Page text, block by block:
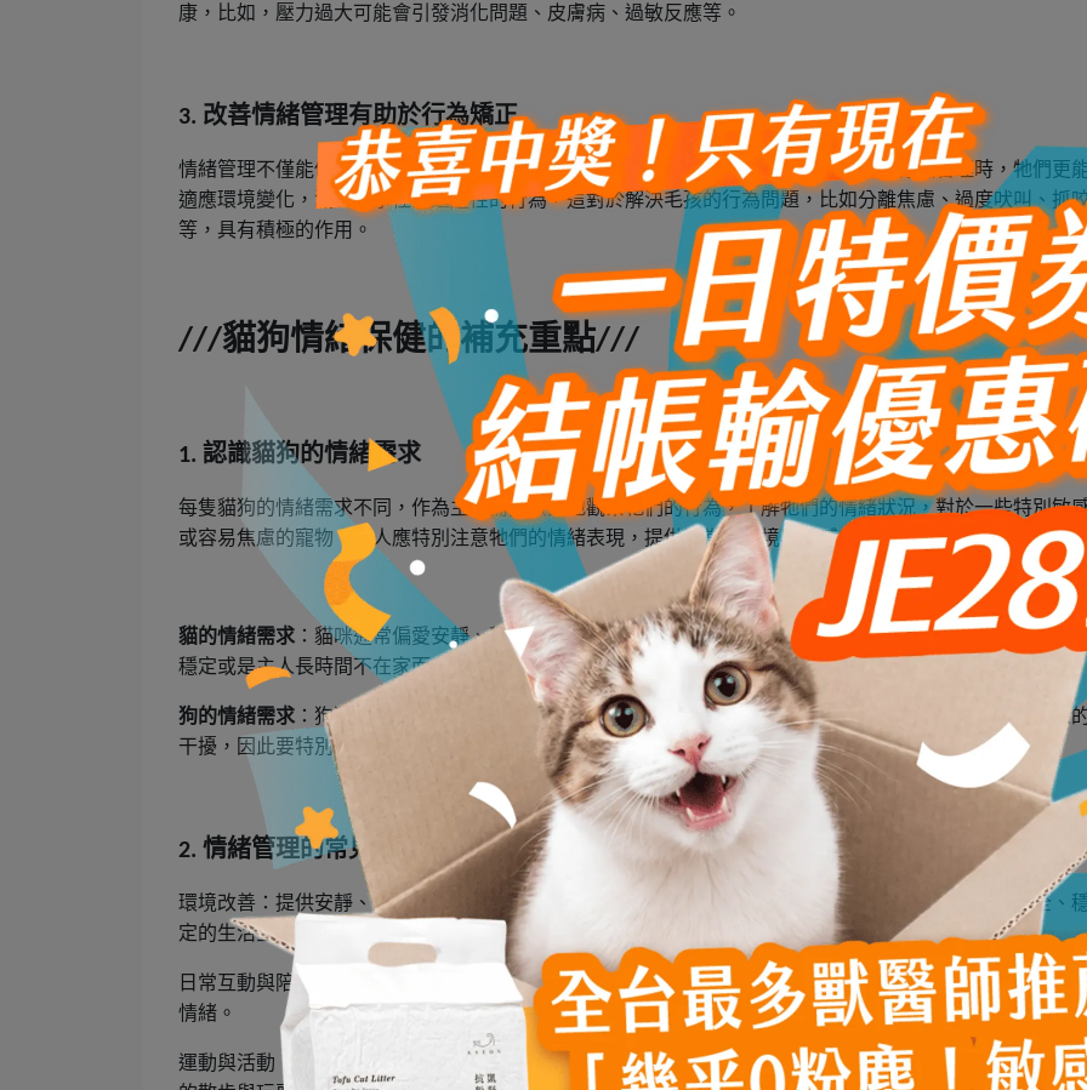
康，比如，壓力過大可能會引發消化問題、皮膚病、過敏反應等。
3. 改善情緒管理有助於行為矯正
情緒管理不僅能促進毛孩的身心健康，還能改善牠們的行為表現，當貓狗的情緒得到有效管理時，牠們更
適應環境變化，減少攻擊性或逃避性的行為，這對於解決毛孩的行為問題，比如分離焦慮、過度吠叫、抓
等，具有積極的作用。
///貓狗情緒保健的補充重點///
1. 認識貓狗的情緒需求
每隻貓狗的情緒需求不同，作為主人需要敏銳地觀察牠們的行為，了解牠們的情緒狀況，對於一些特別敏
或容易焦慮的寵物，主人應特別注意牠們的情緒表現，提供適當的環境與情感支持。
貓的情緒需求 ：貓咪通常偏愛安靜、穩定的環境，不喜歡過多的干擾和劇烈的變動，牠們可能會因為環境
穩定或是主人長時間不在家而感到焦慮。
狗的情緒需求 ：狗狗更需要主人的陪伴，對於孤獨感和分離焦慮十分敏感，牠們也容易受到噪音或陌生人
干擾，因此要特別注意社交化訓練與環境的舒適度。
2. 情緒管理的常見補充方式
環境改善：提供安靜、舒適的生活環境，避免過多的噪音和突如其來的變化，對於貓狗而言，一個安全、
定的生活空間至關重要。
日常互動與陪伴：經常與貓狗進行互動，無論是玩耍、散步還是擁抱，都能幫助牠們釋放壓力，維持良好
情緒。
運動與活動：適當的運動有助於貓狗釋放多餘的能量，減少焦慮與抑鬱的情緒，特別是對於狗狗來說，日